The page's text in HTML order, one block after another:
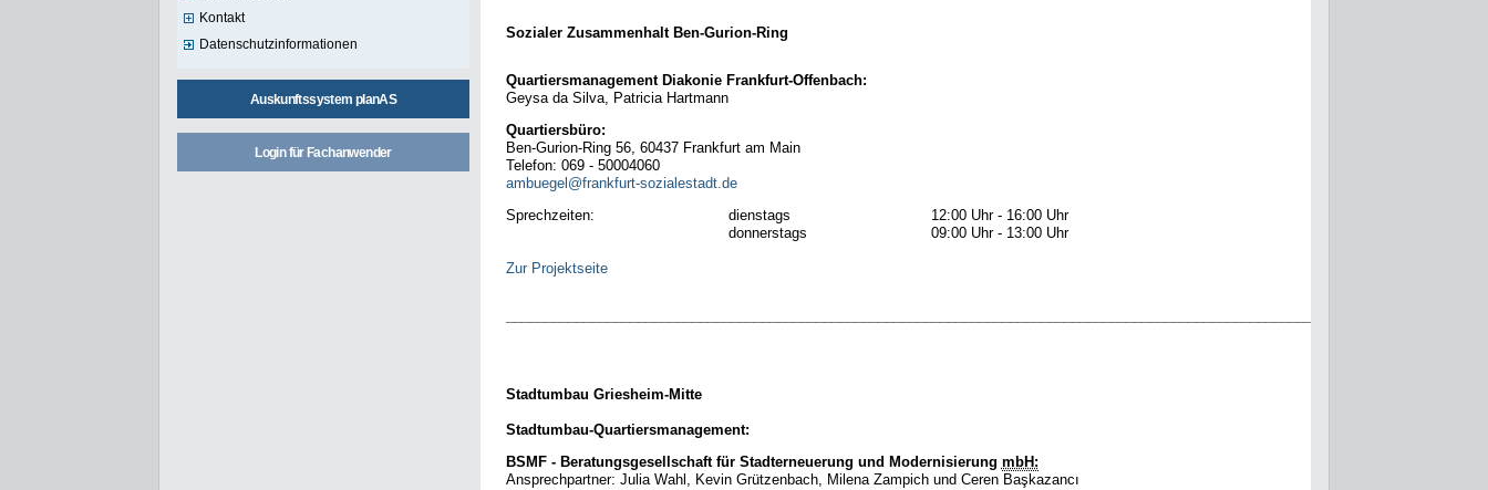
Kontakt
Datenschutzinformationen
Auskunftssystem planAS
Login für Fachanwender
Sozialer Zusammenhalt Ben-Gurion-Ring
Quartiersmanagement Diakonie Frankfurt-Offenbach:
Geysa da Silva, Patricia Hartmann
Quartiersbüro:
Ben-Gurion-Ring 56, 60437 Frankfurt am Main
Telefon: 069 - 50004060
ambuegel@frankfurt-sozialestadt.de
Sprechzeiten:
dienstags
12:00 Uhr - 16:00 Uhr
donnerstags
09:00 Uhr - 13:00 Uhr
Zur Projektseite
Stadtumbau Griesheim-Mitte
Stadtumbau-Quartiersmanagement:
BSMF - Beratungsgesellschaft für Stadterneuerung und Modernisierung mbH:
Ansprechpartner: Julia Wahl, Kevin Grützenbach, Milena Zampich und Ceren Başkazancı